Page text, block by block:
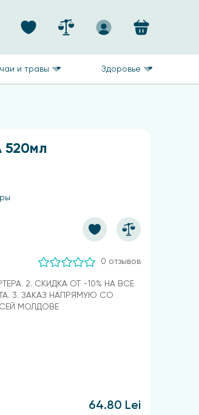
и травы Здоровье
520мл
0 отзывов
2. СКИДКА ОТ -10% НА ВСЕ
3. ЗАКАЗ НАПРЯМУЮ СО
МОЛДОВЕ
64.80 Lei